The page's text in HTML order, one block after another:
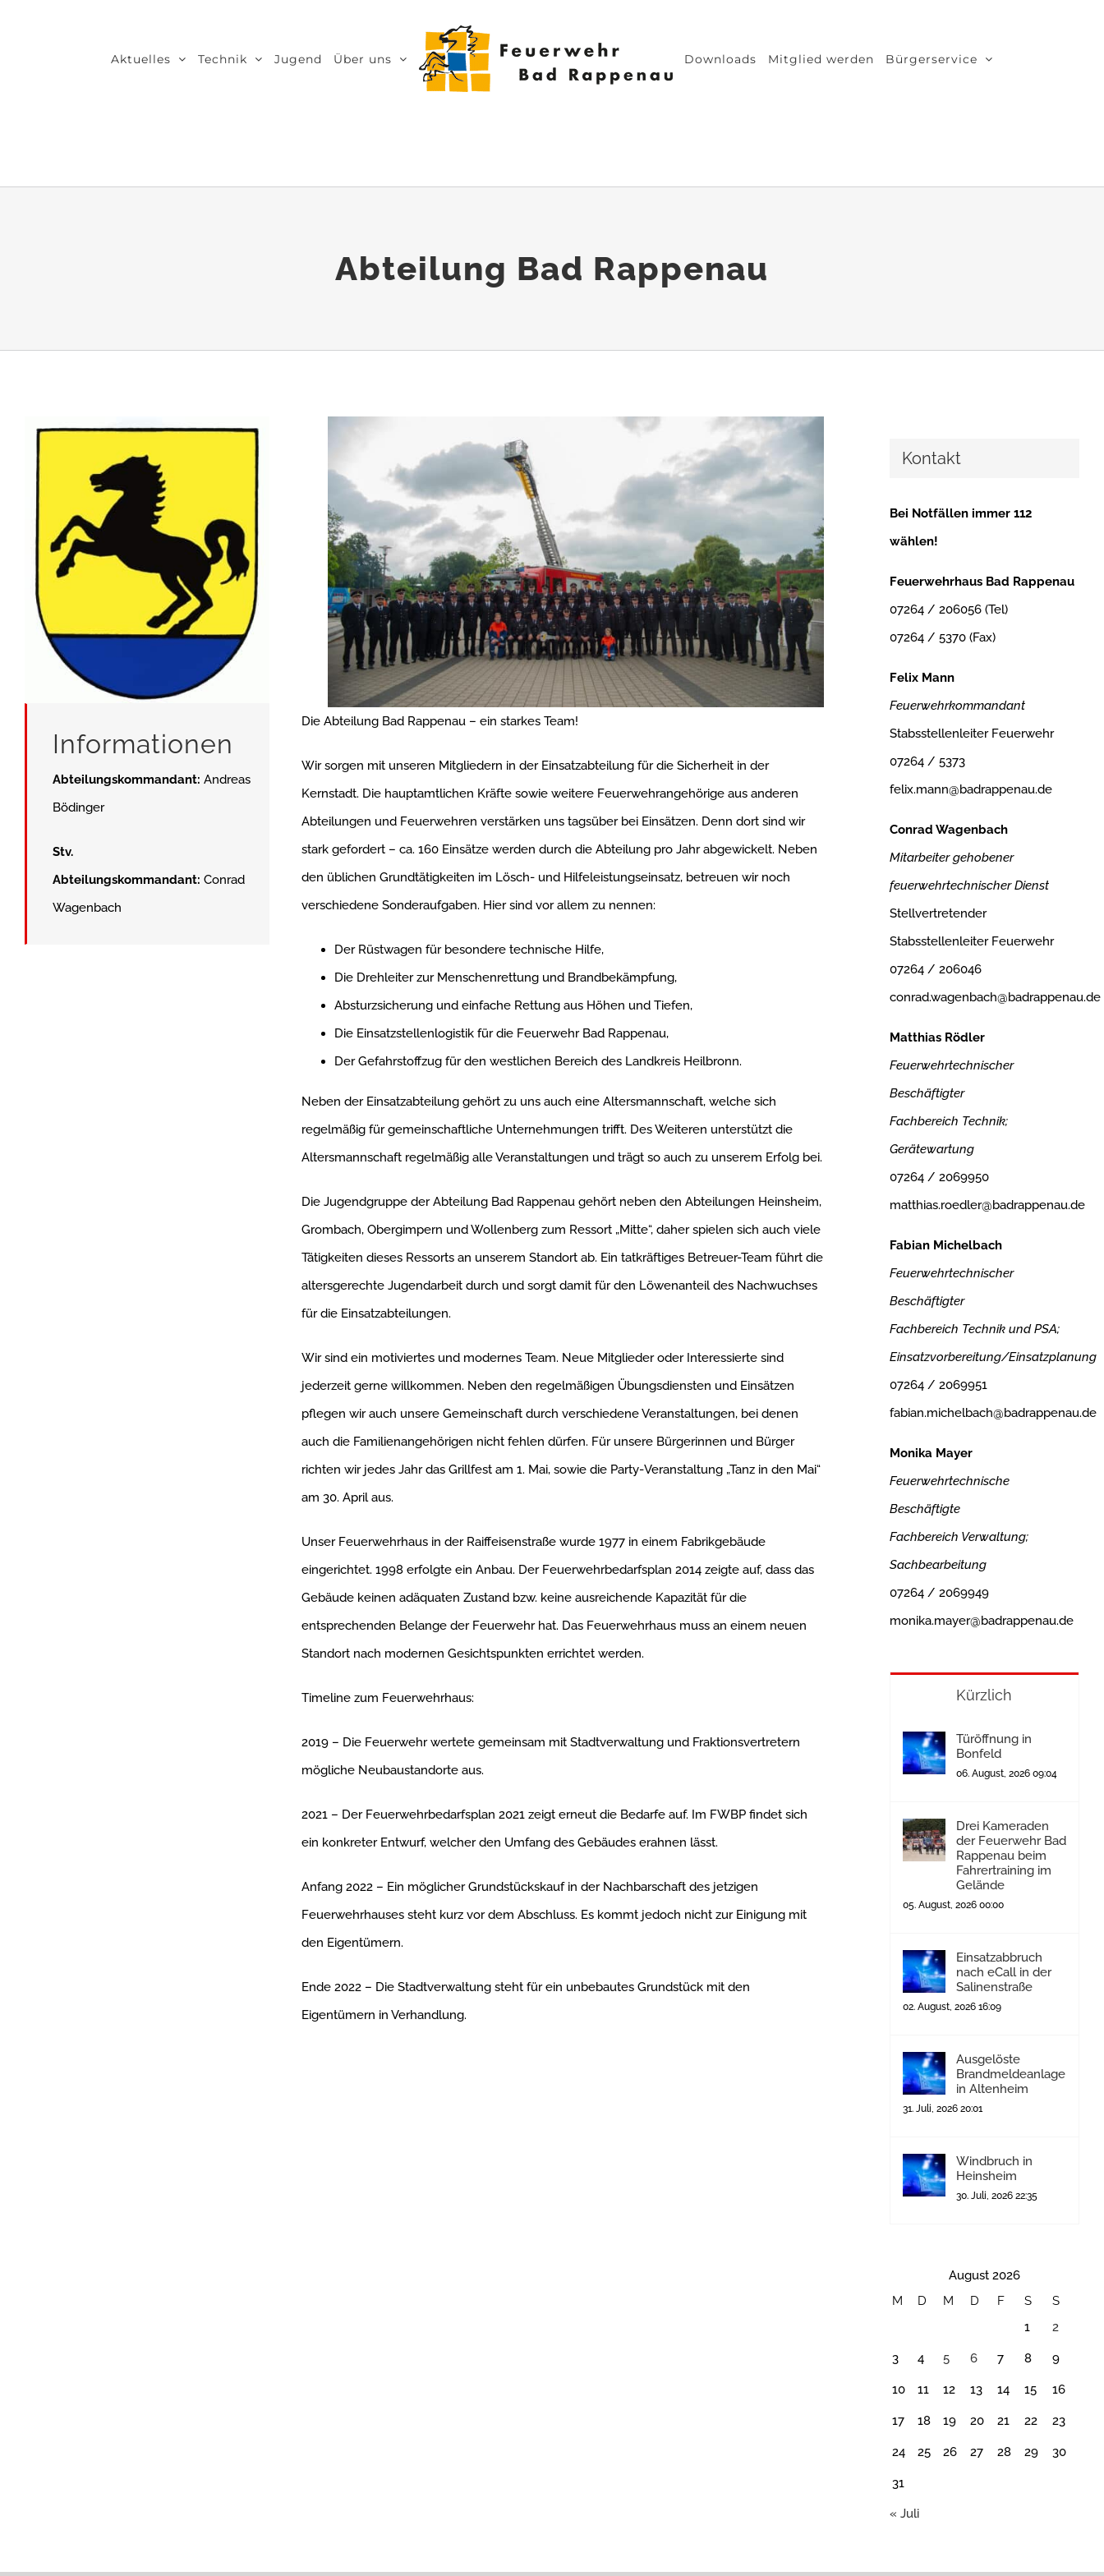
Aktuelles Technik Jugend Über uns Downloads Mitglied werden Bürgerservice
Abteilung Bad Rappenau
Informationen
Abteilungskommandant: Andreas
Bödinger
Stv.
Abteilungskommandant: Conrad
Wagenbach
Die Abteilung Bad Rappenau – ein starkes Team!
Wir sorgen mit unseren Mitgliedern in der Einsatzabteilung für die Sicherheit in der
Kernstadt. Die hauptamtlichen Kräfte sowie weitere Feuerwehrangehörige aus anderen
Abteilungen und Feuerwehren verstärken uns tagsüber bei Einsätzen. Denn dort sind wir
stark gefordert – ca. 160 Einsätze werden durch die Abteilung pro Jahr abgewickelt. Neben
den üblichen Grundtätigkeiten im Lösch- und Hilfeleistungseinsatz, betreuen wir noch
verschiedene Sonderaufgaben. Hier sind vor allem zu nennen:
Der Rüstwagen für besondere technische Hilfe,
Die Drehleiter zur Menschenrettung und Brandbekämpfung,
Absturzsicherung und einfache Rettung aus Höhen und Tiefen,
Die Einsatzstellenlogistik für die Feuerwehr Bad Rappenau,
Der Gefahrstoffzug für den westlichen Bereich des Landkreis Heilbronn.
Neben der Einsatzabteilung gehört zu uns auch eine Altersmannschaft, welche sich
regelmäßig für gemeinschaftliche Unternehmungen trifft. Des Weiteren unterstützt die
Altersmannschaft regelmäßig alle Veranstaltungen und trägt so auch zu unserem Erfolg bei.
Die Jugendgruppe der Abteilung Bad Rappenau gehört neben den Abteilungen Heinsheim,
Grombach, Obergimpern und Wollenberg zum Ressort „Mitte“, daher spielen sich auch viele
Tätigkeiten dieses Ressorts an unserem Standort ab. Ein tatkräftiges Betreuer-Team führt die
altersgerechte Jugendarbeit durch und sorgt damit für den Löwenanteil des Nachwuchses
für die Einsatzabteilungen.
Wir sind ein motiviertes und modernes Team. Neue Mitglieder oder Interessierte sind
jederzeit gerne willkommen. Neben den regelmäßigen Übungsdiensten und Einsätzen
pflegen wir auch unsere Gemeinschaft durch verschiedene Veranstaltungen, bei denen
auch die Familienangehörigen nicht fehlen dürfen. Für unsere Bürgerinnen und Bürger
richten wir jedes Jahr das Grillfest am 1. Mai, sowie die Party-Veranstaltung „Tanz in den Mai“
am 30. April aus.
Unser Feuerwehrhaus in der Raiffeisenstraße wurde 1977 in einem Fabrikgebäude
eingerichtet. 1998 erfolgte ein Anbau. Der Feuerwehrbedarfsplan 2014 zeigte auf, dass das
Gebäude keinen adäquaten Zustand bzw. keine ausreichende Kapazität für die
entsprechenden Belange der Feuerwehr hat. Das Feuerwehrhaus muss an einem neuen
Standort nach modernen Gesichtspunkten errichtet werden.
Timeline zum Feuerwehrhaus:
2019 – Die Feuerwehr wertete gemeinsam mit Stadtverwaltung und Fraktionsvertretern
mögliche Neubaustandorte aus.
2021 – Der Feuerwehrbedarfsplan 2021 zeigt erneut die Bedarfe auf. Im FWBP findet sich
ein konkreter Entwurf, welcher den Umfang des Gebäudes erahnen lässt.
Anfang 2022 – Ein möglicher Grundstückskauf in der Nachbarschaft des jetzigen
Feuerwehrhauses steht kurz vor dem Abschluss. Es kommt jedoch nicht zur Einigung mit
den Eigentümern.
Ende 2022 – Die Stadtverwaltung steht für ein unbebautes Grundstück mit den
Eigentümern in Verhandlung.
Kontakt
Bei Notfällen immer 112
wählen!
Feuerwehrhaus Bad Rappenau
07264 / 206056 (Tel)
07264 / 5370 (Fax)
Felix Mann
Feuerwehrkommandant
Stabsstellenleiter Feuerwehr
07264 / 5373
felix.mann@badrappenau.de
Conrad Wagenbach
Mitarbeiter gehobener
feuerwehrtechnischer Dienst
Stellvertretender
Stabsstellenleiter Feuerwehr
07264 / 206046
conrad.wagenbach@badrappenau.de
Matthias Rödler
Feuerwehrtechnischer
Beschäftigter
Fachbereich Technik;
Gerätewartung
07264 / 2069950
matthias.roedler@badrappenau.de
Fabian Michelbach
Feuerwehrtechnischer
Beschäftigter
Fachbereich Technik und PSA;
Einsatzvorbereitung/Einsatzplanung
07264 / 2069951
fabian.michelbach@badrappenau.de
Monika Mayer
Feuerwehrtechnische
Beschäftigte
Fachbereich Verwaltung;
Sachbearbeitung
07264 / 2069949
monika.mayer@badrappenau.de
Kürzlich
Türöffnung in
Bonfeld
06. August, 2026 09:04
Drei Kameraden
der Feuerwehr Bad
Rappenau beim
Fahrertraining im
Gelände
05. August, 2026 00:00
Einsatzabbruch
nach eCall in der
Salinenstraße
02. August, 2026 16:09
Ausgelöste
Brandmeldeanlage
in Altenheim
31. Juli, 2026 20:01
Windbruch in
Heinsheim
30. Juli, 2026 22:35
August 2026
M
D M D F S
S
1
2
3 4 5 6 7 8 9
10 11 12 13 14 15 16
17 18 19 20 21 22 23
24 25 26 27 28 29 30
31
« Juli